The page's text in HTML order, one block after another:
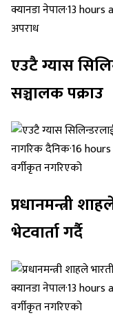
क्यानडा नेपाल·13 hours
अपराध
एउटै ग्यास
सञ्चालक पक्राउ
नागरिक दैनिक·16
वर्गीकृत नगरिएको
प्रधानमन्त्री
भेटवार्ता गर्दै
क्यानडा नेपाल·13 hours
वर्गीकृत नगरिएको